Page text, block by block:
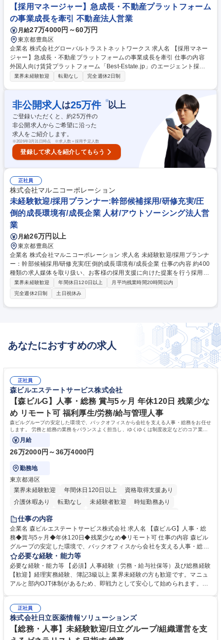
ルの制作ディレクション ■新たな活動、追加提案などのアップセル営業 ■
リーダー昇格後はマネジメントや組織運営にも参画 募集職種 【HRパート
ナー】既存法人へ深耕営業/商材縛り無い真の採用課題解決
【採用マネージャー】急成長・不動産プラットフォーム
の事業成長を牽引 不動産法人営業
月給27万4000円～60万円
東京都豊島区
企業名 株式会社グローバルトラストネットワークス 求人名 【採用マネー
ジャー】急成長・不動産プラットフォームの事業成長を牽引 仕事の内容
外国人向け賃貸プラットフォーム「Best-Estate.jp」のエージェント採用
担当。各種チャネル開拓から募集発信、立ち上げ支援、数値管理まで一貫
面談を通じ新規エージェント開拓と契約締結。資料作成やSNS発信等の募
集活動。管理画面の説明や初期対応による稼働・立上支援。KPIの日次管
理、効果測定。 【魅力】獲得数が事業成長に直結する手応え。外国人が住
める社会を作る仲間を集める社会的意義。市場が注目する「エージェント
獲得モデル」の構築。多様なバックグラウンドの人材と出会える環境。 募
集職種 【採用マネージャー】急成長・不動産プラットフォームの事業成長
を牽引
業界未経験歓迎 転勤なし 完全週休2日制
非公開求人 は25万件 ※以上
ご登録いただくと、約25万件の
非公開求人からご希望に沿った
求人をご紹介します。
※2026年3月31日時点 ※求人数＝採用予定人数
登録して求人を紹介してもらう
正社員
株式会社マルニコーポレーション
未経験歓迎/採用プランナー:幹部候補採用/研修充実/圧
倒的成長環境有/成長企業 人材/アウトソーシング法人営
業
月給26万円以上
東京都豊島区
企業名 株式会社マルニコーポレーション 求人名 未経験歓迎/採用プランナ
ー：幹部候補採用/研修充実/圧倒的成長環境有/成長企業 仕事の内容 約400
種類の求人媒体を取り扱い、お客様の採用支援に向けた提案を行う採用プ
ランナーを募集。当社の社員の8割は未経験より入社のため未経験の方も
安心してスタート可能。共に会社を牽引いただける方を募集。 ■業務詳
細：入社後はご自身のお客様を開拓いただくために新規の企業様へのアプ
ローチを実施いただきます。商談の機会を獲得した場合はお客様の課題を
し提案していきます。受注・掲載後にも効果検証振り返りを行いお客様の
ー：幹部候補採用/研修充実/圧倒的成長環境有/成長企業
業界未経験歓迎 年間休日120日以上
月平均残業時間20時間以内
完全週休2日制
土日祝休み
あなたにおすすめの求人
正社員
森ビルエステートサービス株式会社
【森ビルG】人事・総務 賞与5ヶ月 年休120日 残業少な
め リモート可 福利厚生/労務/給与管理人事
森ビルグループの安定した環境で、バックオフィスから会社を支える人事・総務をお任せ
します。 労務と総務の業務をバランスよく担当し、ゆくゆくは制度改定などのコア業務
にも挑戦できる、やりがいある環境です。
月給
26万2000円～36万4000円
勤務地
東京都港区
業界未経験歓迎
年間休日120日以上
資格取得支援あり
介護休暇あり
転勤なし 未経験者歓迎
時短勤務あり
経験者歓迎
完全週休2日制
交通費支給 長期歓迎 駅近5分以内 土日祝休み
仕事の内容
企業名 森ビルエステートサービス株式会社 求人名 【森ビルG】人事・総
務◆賞与5ヶ月◆年休120日◆残業少なめ◆リモート可 仕事の内容 森ビル
グループの安定した環境で、バックオフィスから会社を支える人事・総務
をお任せします。 労務と総務の業務をバランスよく担当し、ゆくゆくは制
度改定などのコア業務にも挑戦できる、やりがいある環境です。 ■勤怠管
理、給与計算、社会保険手続き、年末調整等の労務管理全般 ■入退社手続
き、社内規定の改定や人事制度改定などのコア業務 ■社内イベントの企画
でも質問・相談できる環境が整っているため、安心して成長できます。 募
集職種 【森ビルG】人事・総務◆賞与5ヶ月◆年休120日◆残業少なめ◆
リモート可
必要な経験・能力等
必要な経験・能力等 【必須】人事経験（労務・給与社保等）及び総務経験
【歓迎】経理実務経験、簿記3級以上 業界未経験の方も歓迎です。マニュ
アルと部内OJT体制があるため、即戦力として安心して始められます。
務に挑戦できるため、自身の成長と組織への貢献度をダイレクトに実感で
きます。 残業少なめ、週1日リモート可など、ワークライフバランスを保
ち長期活躍できる環境です。 「これまでの幅広い経験を活かし、長期的な
キャリアを築きたい」という前向きな意欲と挑戦を全力で応援します。 学
正社員
株式会社日立医薬情報ソリューションズ
【総務・人事】未経験歓迎/日立グループ/組織運営を支